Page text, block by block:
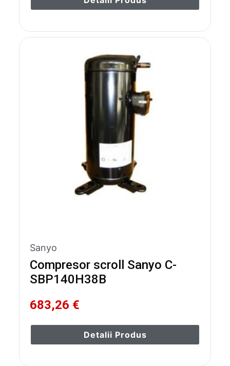
Sanyo
Compresor scroll Sanyo C-
SBP140H38B
683,26 €
Detalii Produs